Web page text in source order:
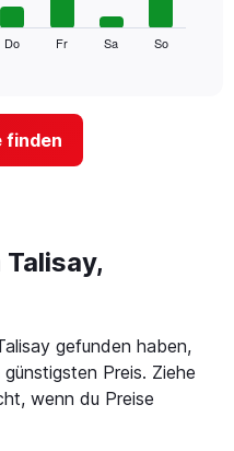
Do Fr Sa So
finden
gefunden haben,
Preis. Ziehe
wenn du Preise